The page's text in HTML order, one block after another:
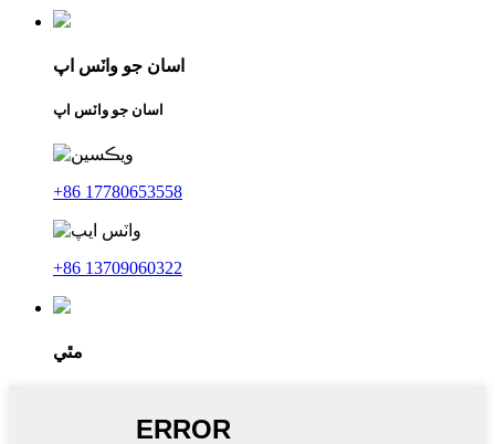
اسان جو واٽس اپ
اسان جو واٽس اپ
+86 17780653558
+86 13709060322
مٿي